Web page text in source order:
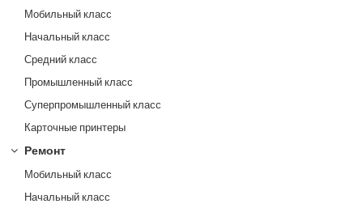
Мобильный класс
Начальный класс
Средний класс
Промышленный класс
Суперпромышленный класс
Карточные принтеры
Ремонт
Мобильный класс
Начальный класс